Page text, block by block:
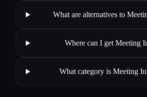
What are alternatives to
Where can I get Meeting
What category is Meeting